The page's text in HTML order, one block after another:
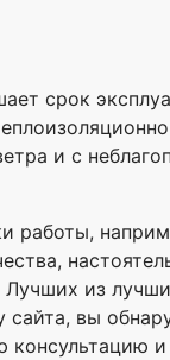
срок
и с
работы,
из
сайта, вы
консультацию